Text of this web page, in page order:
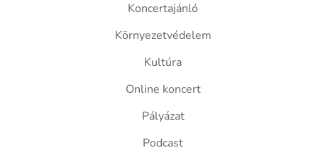
Koncertajánló
Környezetvédelem
Kultúra
Online koncert
Pályázat
Podcast